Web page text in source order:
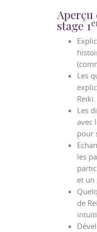
Aperçu
stage 1
Les
Reiki.
Les
avec
pour
les
et un
de